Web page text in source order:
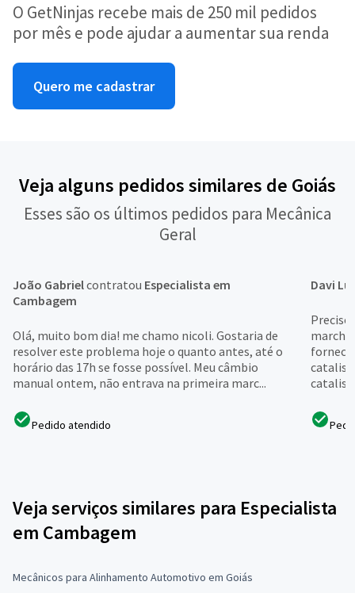
O GetNinjas recebe mais de 250 mil pedidos
por mês e pode ajudar a aumentar sua renda
Quero me cadastrar
Veja alguns pedidos similares de Goiás
Esses são os últimos pedidos para Mecânica
Geral
João Gabrielcontratou Especialista em
Cambagem
Olá, muito bom dia! me chamo nicoli. Gostaria de
resolver este problema hoje o quanto antes, até o
horário das 17h se fosse possível. Meu câmbio
manual ontem, não entrava na primeira marc...
Pedido atendido
Davi
Preciso
Veja serviços similares para Especialista
em Cambagem
Mecânicos para Alinhamento Automotivo em Goiás